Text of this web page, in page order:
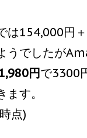
は154,000円
うでしたが
円で3300
ます。
点)